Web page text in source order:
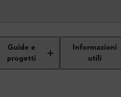
Guide e
progetti
Informazioni
utili